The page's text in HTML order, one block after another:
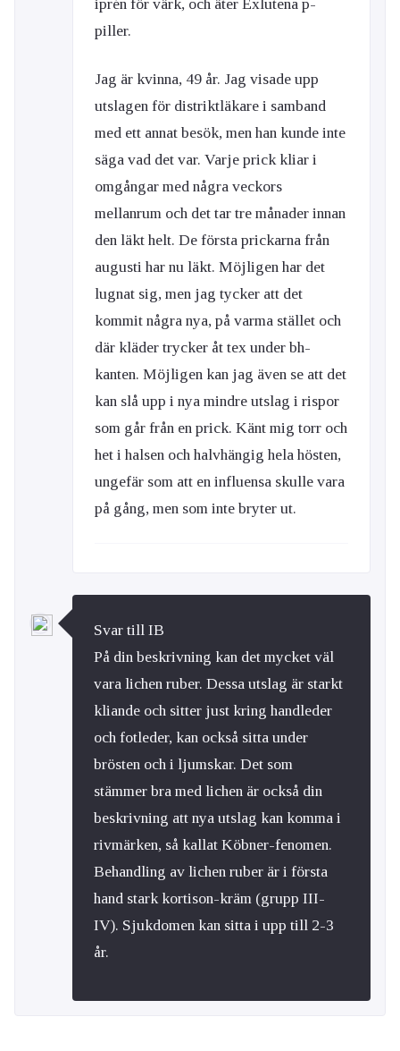
iprén för värk, och äter Exlutena p-
piller.
Jag är kvinna, 49 år. Jag visade upp
utslagen för distriktläkare i samband
med ett annat besök, men han kunde inte
säga vad det var. Varje prick kliar i
omgångar med några veckors
mellanrum och det tar tre månader innan
den läkt helt. De första prickarna från
augusti har nu läkt. Möjligen har det
lugnat sig, men jag tycker att det
kommit några nya, på varma stället och
där kläder trycker åt tex under bh-
kanten. Möjligen kan jag även se att det
kan slå upp i nya mindre utslag i rispor
som går från en prick. Känt mig torr och
het i halsen och halvhängig hela hösten,
ungefär som att en influensa skulle vara
på gång, men som inte bryter ut.
Svar till IB
På din beskrivning kan det mycket väl
vara lichen ruber. Dessa utslag är starkt
kliande och sitter just kring handleder
och fotleder, kan också sitta under
brösten och i ljumskar. Det som
stämmer bra med lichen är också din
beskrivning att nya utslag kan komma i
rivmärken, så kallat Köbner-fenomen.
Behandling av lichen ruber är i första
hand stark kortison-kräm (grupp III-
IV). Sjukdomen kan sitta i upp till 2-3
år.